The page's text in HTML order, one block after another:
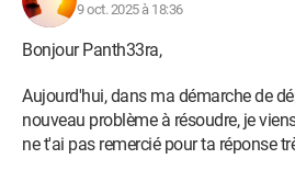
9 oct. 2025 à 18:36
Bonjour Panth33ra,
Aujourd'hui, dans ma démarche de
nouveau problème à résoudre, je
ne t'ai pas remercié pour ta réponse